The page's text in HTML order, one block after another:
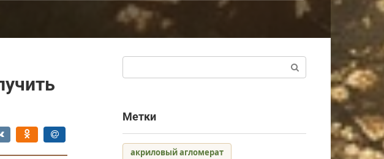
Метки
акриловый агломерат